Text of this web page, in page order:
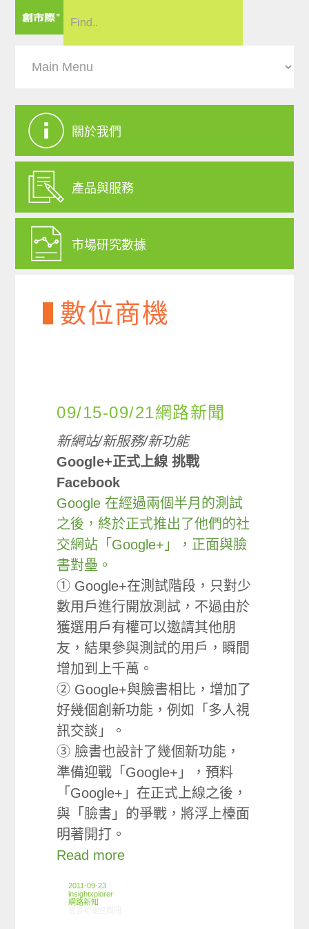
關於我們
產品與服務
市場研究數據
數位商機
09/15-09/21網路新聞
新網站/新服務/新功能
Google+正式上線 挑戰
Facebook
Google 在經過兩個半月的測試
之後，終於正式推出了他們的社
交網站「Google+」，正面與臉
書對壘。
① Google+在測試階段，只對少
數用戶進行開放測試，不過由於
獲選用戶有權可以邀請其他朋
友，結果參與測試的用戶，瞬間
增加到上千萬。
② Google+與臉書相比，增加了
好幾個創新功能，例如「多人視
訊交談」。
③ 臉書也設計了幾個新功能，
準備迎戰「Google+」，預料
「Google+」在正式上線之後，
與「臉書」的爭戰，將浮上檯面
明著開打。
Read more
2011-09-23
insightxplorer
網路新知